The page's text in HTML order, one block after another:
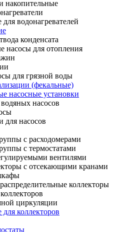
накопительные
водонагревателей
конденсата
насосы для отопления
для грязной воды
(фекальные)
насосные установки
насосов
для насосов
с расходомерами
с термостатами
вентилями
с отсекающими кранами
коллекторы
циркуляции
коллекторов